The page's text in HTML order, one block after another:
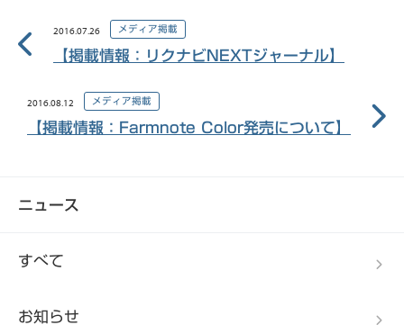
2016.07.26 メディア掲載
【掲載情報：リクナビNEXTジャーナル】
2016.08.12 メディア掲載
【掲載情報：Farmnote Color発売について】
ニュース
すべて
お知らせ